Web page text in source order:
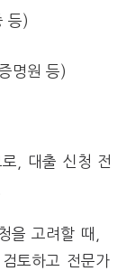
등)
명원 등)
, 대출 신청 전
을 고려할 때,
토하고 전문가